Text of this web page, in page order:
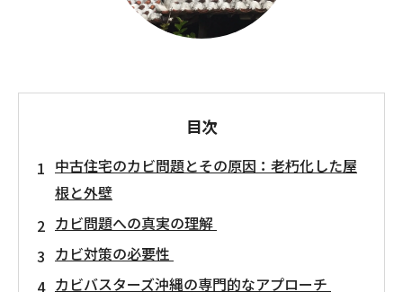
目次
中古住宅のカビ問題とその原因：老朽化した屋
根と外壁
カビ問題への真実の理解
カビ対策の必要性
カビバスターズ沖縄の専門的なアプローチ